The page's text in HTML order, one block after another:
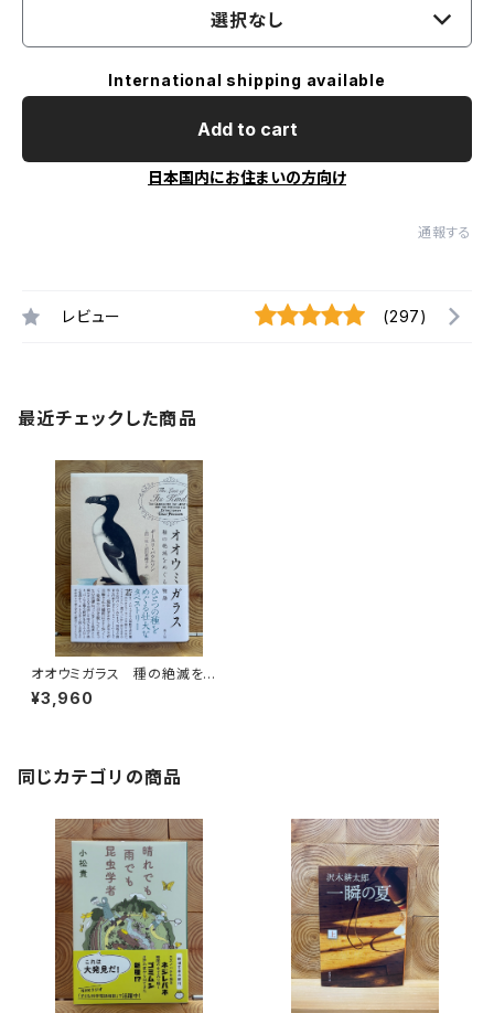
選択なし
International shipping available
Add to cart
日本国内にお住まいの方向け
通報する
レビュー (297)
最近チェックした商品
オオウミガラス 種の絶滅をめ
ぐる物語
¥3,960
同じカテゴリの商品